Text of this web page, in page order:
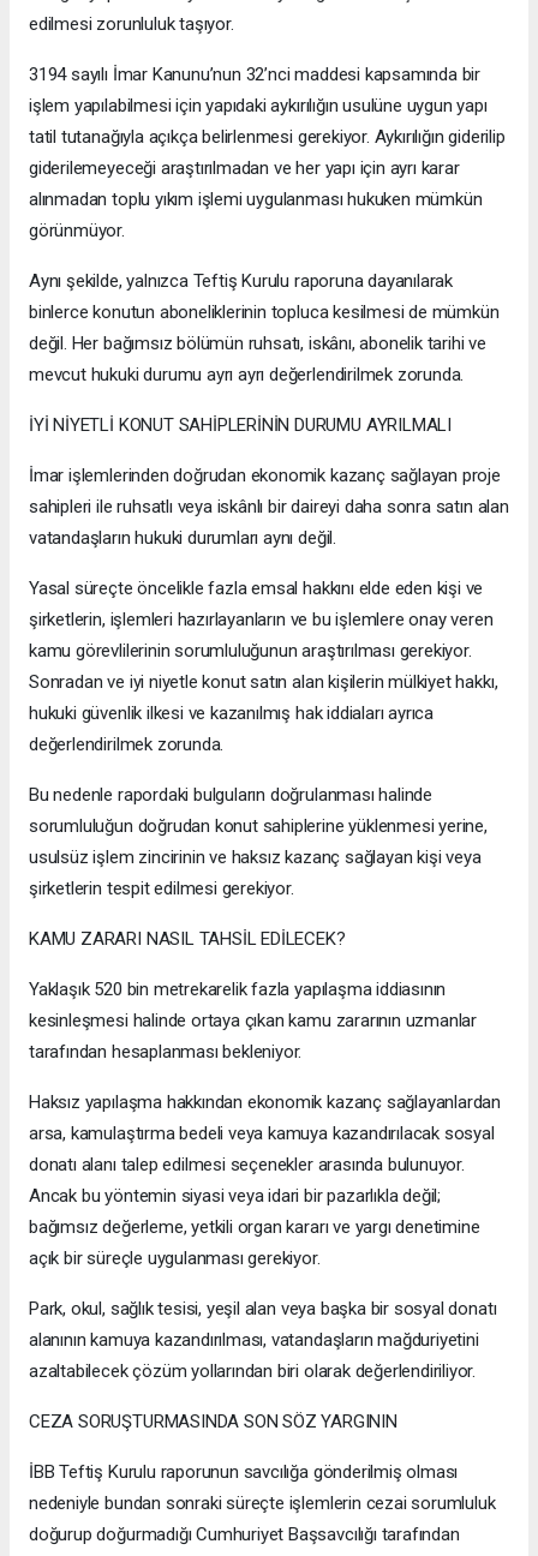
edilmesi zorunluluk taşıyor.
3194 sayılı İmar Kanunu’nun 32’nci maddesi kapsamında bir
işlem yapılabilmesi için yapıdaki aykırılığın usulüne uygun yapı
tatil tutanağıyla açıkça belirlenmesi gerekiyor. Aykırılığın giderilip
giderilemeyeceği araştırılmadan ve her yapı için ayrı karar
alınmadan toplu yıkım işlemi uygulanması hukuken mümkün
görünmüyor.
Aynı şekilde, yalnızca Teftiş Kurulu raporuna dayanılarak
binlerce konutun aboneliklerinin topluca kesilmesi de mümkün
değil. Her bağımsız bölümün ruhsatı, iskânı, abonelik tarihi ve
mevcut hukuki durumu ayrı ayrı değerlendirilmek zorunda.
İYİ NİYETLİ KONUT SAHİPLERİNİN DURUMU AYRILMALI
İmar işlemlerinden doğrudan ekonomik kazanç sağlayan proje
sahipleri ile ruhsatlı veya iskânlı bir daireyi daha sonra satın alan
vatandaşların hukuki durumları aynı değil.
Yasal süreçte öncelikle fazla emsal hakkını elde eden kişi ve
şirketlerin, işlemleri hazırlayanların ve bu işlemlere onay veren
kamu görevlilerinin sorumluluğunun araştırılması gerekiyor.
Sonradan ve iyi niyetle konut satın alan kişilerin mülkiyet hakkı,
hukuki güvenlik ilkesi ve kazanılmış hak iddiaları ayrıca
değerlendirilmek zorunda.
Bu nedenle rapordaki bulguların doğrulanması halinde
sorumluluğun doğrudan konut sahiplerine yüklenmesi yerine,
usulsüz işlem zincirinin ve haksız kazanç sağlayan kişi veya
şirketlerin tespit edilmesi gerekiyor.
KAMU ZARARI NASIL TAHSİL EDİLECEK?
Yaklaşık 520 bin metrekarelik fazla yapılaşma iddiasının
kesinleşmesi halinde ortaya çıkan kamu zararının uzmanlar
tarafından hesaplanması bekleniyor.
Haksız yapılaşma hakkından ekonomik kazanç sağlayanlardan
arsa, kamulaştırma bedeli veya kamuya kazandırılacak sosyal
donatı alanı talep edilmesi seçenekler arasında bulunuyor.
Ancak bu yöntemin siyasi veya idari bir pazarlıkla değil;
bağımsız değerleme, yetkili organ kararı ve yargı denetimine
açık bir süreçle uygulanması gerekiyor.
Park, okul, sağlık tesisi, yeşil alan veya başka bir sosyal donatı
alanının kamuya kazandırılması, vatandaşların mağduriyetini
azaltabilecek çözüm yollarından biri olarak değerlendiriliyor.
CEZA SORUŞTURMASINDA SON SÖZ YARGININ
İBB Teftiş Kurulu raporunun savcılığa gönderilmiş olması
nedeniyle bundan sonraki süreçte işlemlerin cezai sorumluluk
doğurup doğurmadığı Cumhuriyet Başsavcılığı tarafından